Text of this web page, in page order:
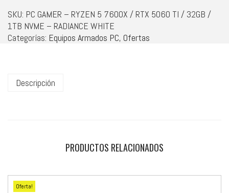
SKU: PC GAMER – RYZEN 5 7600X / RTX 5060 TI / 32GB /
1TB NVME – RADIANCE WHITE
Categorías: Equipos Armados PC, Ofertas
Descripción
PRODUCTOS RELACIONADOS
Oferta!